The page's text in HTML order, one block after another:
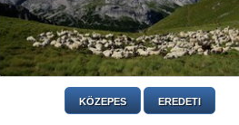
KÖZEPES EREDETI